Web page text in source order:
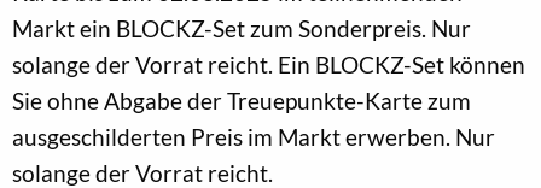
Markt ein BLOCKZ-Set zum Sonderpreis. Nur
solange der Vorrat reicht. Ein BLOCKZ-Set können
Sie ohne Abgabe der Treuepunkte-Karte zum
ausgeschilderten Preis im Markt erwerben. Nur
solange der Vorrat reicht.